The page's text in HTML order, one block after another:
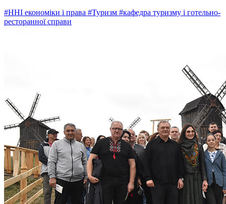
#ННІ економіки і права #Туризм #кафедра туризму і готельно-
ресторанної справи